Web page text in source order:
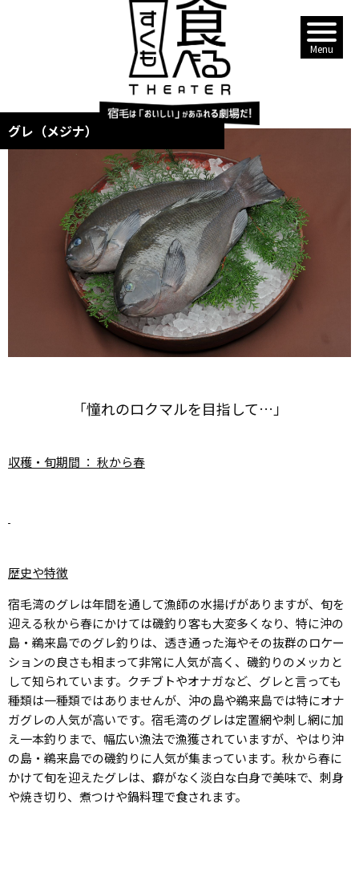
グレ（メジナ）
「憧れのロクマルを目指して…」
収穫・旬期間 ： 秋から春
歴史や特徴
宿毛湾のグレは年間を通して漁師の水揚げがありますが、旬を
迎える秋から春にかけては磯釣り客も大変多くなり、特に沖の
島・鵜来島でのグレ釣りは、透き通った海やその抜群のロケー
ションの良さも相まって非常に人気が高く、磯釣りのメッカと
して知られています。クチブトやオナガなど、グレと言っても
種類は一種類ではありませんが、沖の島や鵜来島では特にオナ
ガグレの人気が高いです。宿毛湾のグレは定置網や刺し網に加
え一本釣りまで、幅広い漁法で漁獲されていますが、やはり沖
の島・鵜来島での磯釣りに人気が集まっています。秋から春に
かけて旬を迎えたグレは、癖がなく淡白な白身で美味で、刺身
や焼き切り、煮つけや鍋料理で食されます。